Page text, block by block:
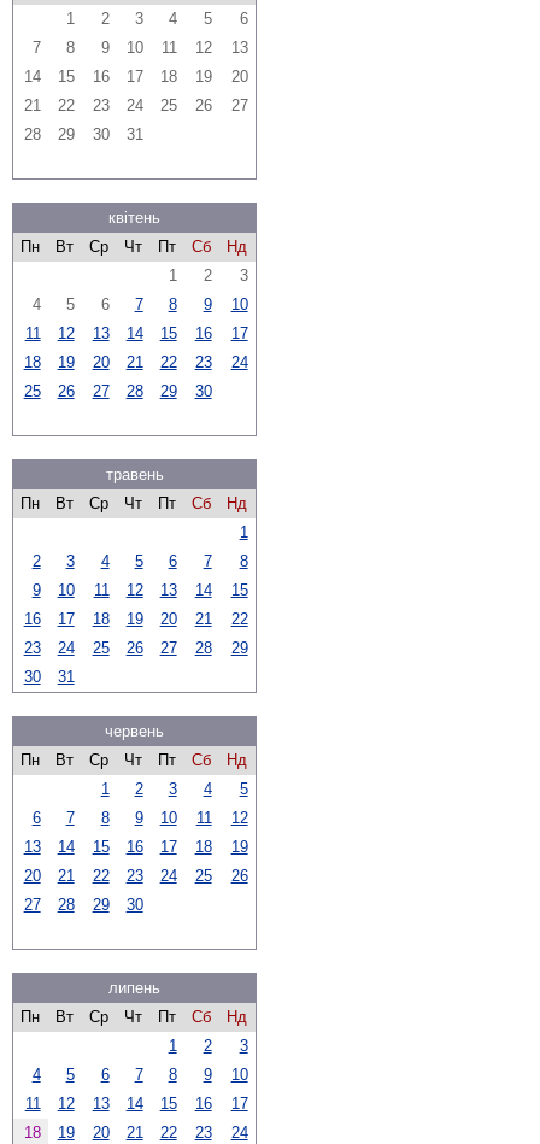
1
2 3 4 5
6
7
8 9 10 11 12
13
14
15 16 17 18 19
20
21
22 23 24 25 26
27
28
29 30 31
квітень
Пн
Вт Ср Чт Пт Сб
Нд
1
2
3
4
5 6 7 8 9
10
11
12 13 14 15 16
17
18
19 20 21 22 23
24
25
26 27 28 29 30
травень
Пн
Вт Ср Чт Пт Сб
Нд
1
2
3 4 5 6 7
8
9
10 11 12 13 14
15
16
17 18 19 20 21
22
23
24 25 26 27 28
29
30
31
червень
Пн
Вт Ср Чт Пт Сб
Нд
1
2 3 4
5
6
7 8 9 10 11
12
13
14 15 16 17 18
19
20
21 22 23 24 25
26
27
28 29 30
липень
Пн
Вт Ср Чт Пт Сб
Нд
1
2
3
4
5 6 7 8 9
10
11
12 13 14 15 16
17
18
19 20 21 22 23
24